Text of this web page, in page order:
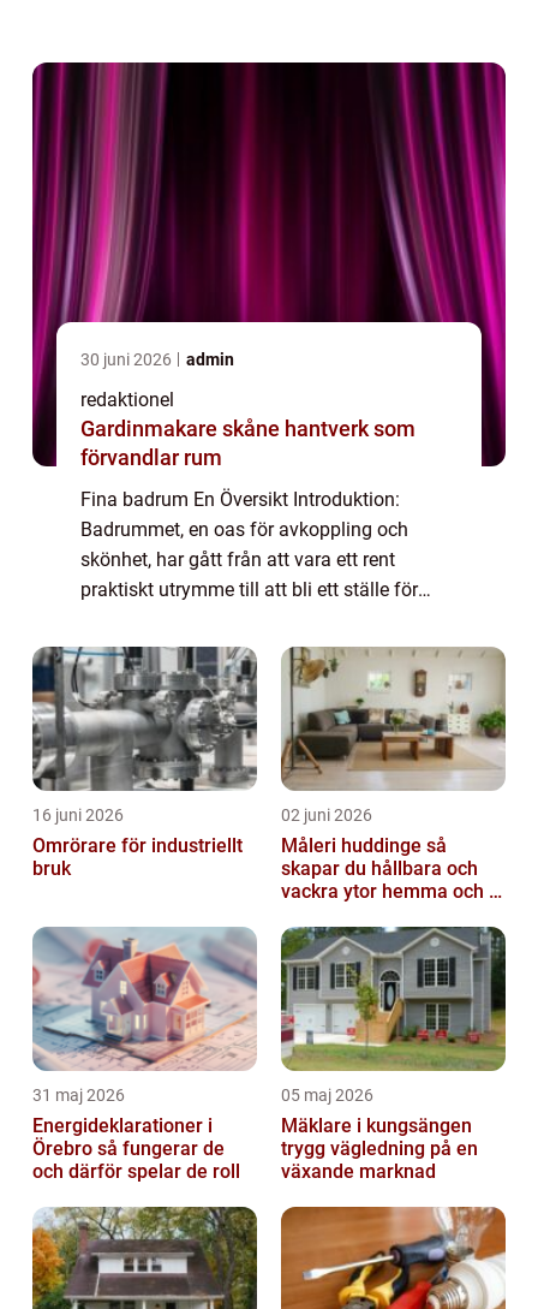
30 juni 2026 admin
redaktionel
Gardinmakare skåne hantverk som
förvandlar rum
Fina badrum En Översikt Introduktion:
Badrummet, en oas för avkoppling och
skönhet, har gått från att vara ett rent
praktiskt utrymme till att bli ett ställe för
kommer vi att fokusera på ”fina badru...
16 juni 2026
Omrörare för industriellt
bruk
02 juni 2026
Måleri huddinge så
skapar du hållbara och
vackra ytor hemma och i
31 maj 2026
Energideklarationer i
Örebro så fungerar de
och därför spelar de roll
05 maj 2026
Mäklare i kungsängen
trygg vägledning på en
växande marknad